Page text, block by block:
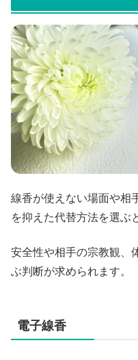
線香が使えない場面や相
を抑えた代替方法を選ぶ
安全性や相手の宗教観、
ぶ判断が求められます。
電子線香